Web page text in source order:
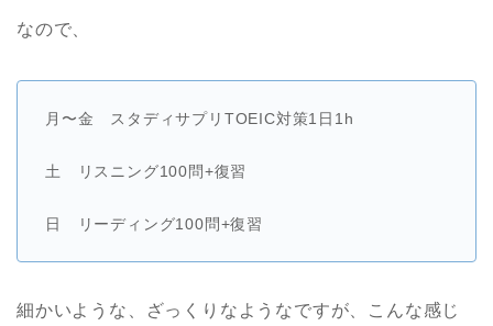
なので、
月〜金 スタディサプリTOEIC対策1日1h
土 リスニング100問+復習
日 リーディング100問+復習
細かいような、ざっくりなようなですが、こんな感じ